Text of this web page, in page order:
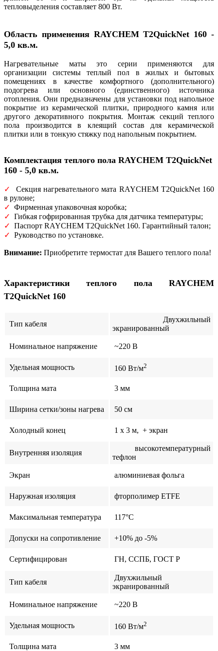
тепловыделения составляет 800 Вт.
Область применения RAYCHEM T2QuickNet 160 -
5,0 кв.м.
Нагревательные маты это серии применяются для
организации системы теплый пол в жилых и бытовых
помещениях в качестве комфортного (дополнительного)
подогрева или основного (единственного) источника
отопления. Они предназначены для установки под напольное
покрытие из керамической плитки, природного камня или
другого декоративного покрытия. Монтаж секций теплого
пола производится в клеящий состав для керамической
плитки или в тонкую стяжку под напольным покрытием.
Комплектация теплого пола RAYCHEM T2QuickNet
160 - 5,0 кв.м.
✓
Секция нагревательного мата RAYCHEM T2QuickNet 160
в рулоне;
✓ Фирменная упаковочная коробка;
✓ Гибкая гофрированная трубка для датчика температуры;
✓ Паспорт RAYCHEM T2QuickNet 160. Гарантийный талон;
✓ Руководство по установке.
Внимание: Приобретите термостат для Вашего теплого пола!
Характеристики теплого пола RAYCHEM
T2QuickNet 160
Тип кабеля
Двухжильный
экранированный
Номинальное напряжение ~220 В
Удельная мощность 160 Вт/м2
Толщина мата 3 мм
Ширина сетки/зоны нагрева 50 см
Холодный конец 1 x 3 м, + экран
Внутренняя изоляция
высокотемпературный
тефлон
Экран алюминиевая фольга
Наружная изоляция фторполимер ETFE
Максимальная температура 117°C
Допуски на сопротивление +10% до -5%
Сертифицирован ГН, ССПБ, ГОСТ Р
Тип кабеля
Двухжильный
экранированный
Номинальное напряжение ~220 В
Удельная мощность 160 Вт/м2
Толщина мата 3 мм